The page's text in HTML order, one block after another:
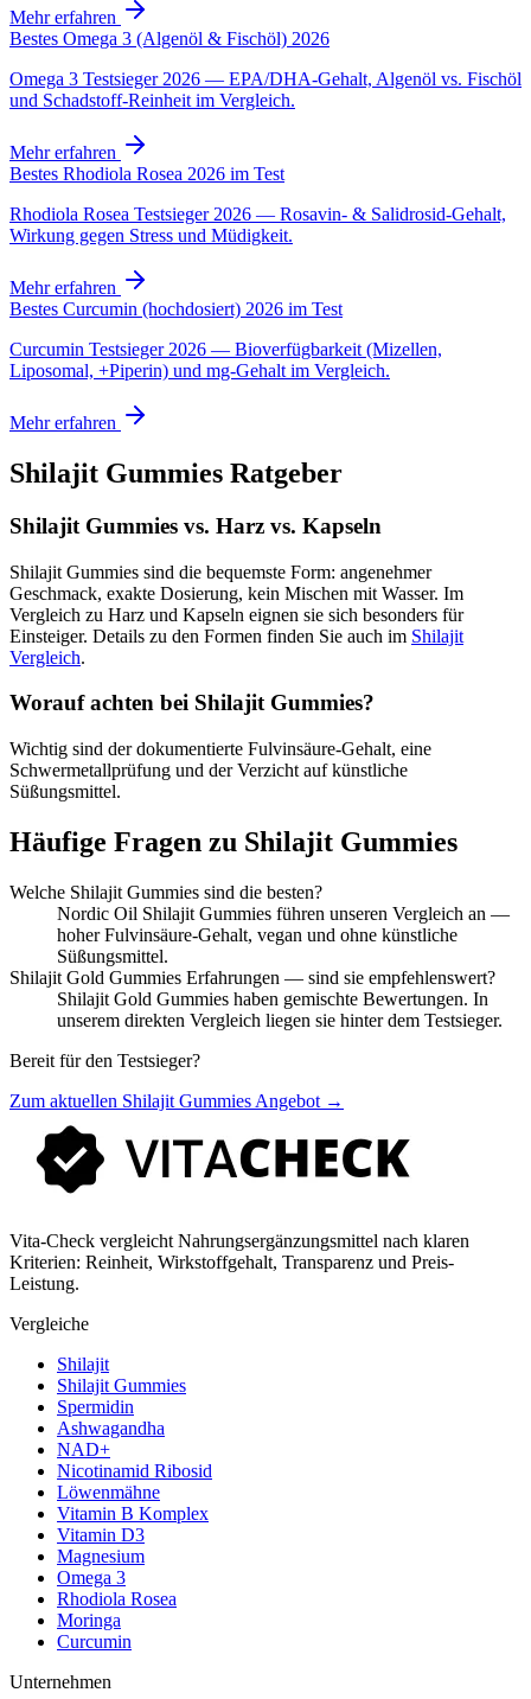
Mehr erfahren
Bestes Omega 3 (Algenöl & Fischöl) 2026
Omega 3 Testsieger 2026 — EPA/DHA-Gehalt, Algenöl vs. Fischöl
und Schadstoff-Reinheit im Vergleich.
Mehr erfahren
Bestes Rhodiola Rosea 2026 im Test
Rhodiola Rosea Testsieger 2026 — Rosavin- & Salidrosid-Gehalt,
Wirkung gegen Stress und Müdigkeit.
Mehr erfahren
Bestes Curcumin (hochdosiert) 2026 im Test
Curcumin Testsieger 2026 — Bioverfügbarkeit (Mizellen,
Liposomal, +Piperin) und mg-Gehalt im Vergleich.
Mehr erfahren
Shilajit Gummies Ratgeber
Shilajit Gummies vs. Harz vs. Kapseln
Shilajit Gummies sind die bequemste Form: angenehmer
Geschmack, exakte Dosierung, kein Mischen mit Wasser. Im
Vergleich zu Harz und Kapseln eignen sie sich besonders für
Einsteiger. Details zu den Formen finden Sie auch im Shilajit
Vergleich.
Worauf achten bei Shilajit Gummies?
Wichtig sind der dokumentierte Fulvinsäure-Gehalt, eine
Schwermetallprüfung und der Verzicht auf künstliche
Süßungsmittel.
Häufige Fragen zu Shilajit Gummies
Welche Shilajit Gummies sind die besten?
Nordic Oil Shilajit Gummies führen unseren Vergleich an —
hoher Fulvinsäure-Gehalt, vegan und ohne künstliche
Süßungsmittel.
Shilajit Gold Gummies Erfahrungen — sind sie empfehlenswert?
Shilajit Gold Gummies haben gemischte Bewertungen. In
unserem direkten Vergleich liegen sie hinter dem Testsieger.
Bereit für den Testsieger?
Zum aktuellen Shilajit Gummies Angebot →
Vita-Check vergleicht Nahrungsergänzungsmittel nach klaren
Kriterien: Reinheit, Wirkstoffgehalt, Transparenz und Preis-
Leistung.
Vergleiche
Shilajit
Shilajit Gummies
Spermidin
Ashwagandha
NAD+
Nicotinamid Ribosid
Löwenmähne
Vitamin B Komplex
Vitamin D3
Magnesium
Omega 3
Rhodiola Rosea
Moringa
Curcumin
Unternehmen